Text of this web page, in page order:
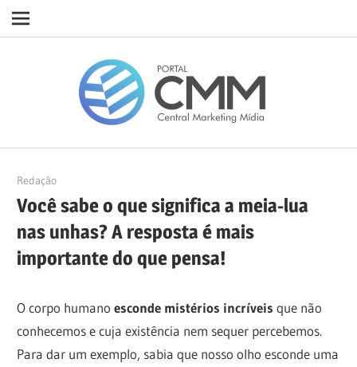
Navigation
18/11/2020
Redação
Você sabe o que significa a meia-lua
nas unhas? A resposta é mais
importante do que pensa!
O corpo humano esconde mistérios incríveis que não
conhecemos e cuja existência nem sequer percebemos.
Para dar um exemplo, sabia que nosso olho esconde uma